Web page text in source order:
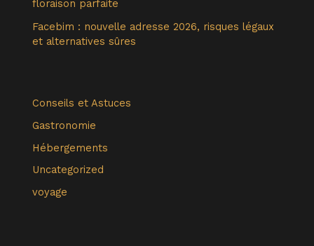
floraison parfaite
Facebim : nouvelle adresse 2026, risques légaux
et alternatives sûres
Conseils et Astuces
Gastronomie
Hébergements
Uncategorized
voyage